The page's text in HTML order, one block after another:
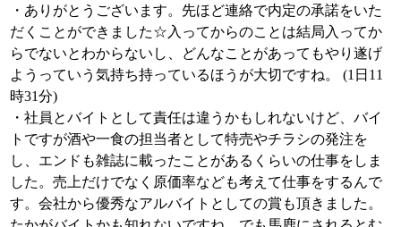
・ありがとうございます。先ほど連絡で内定の承諾をいた
だくことができました☆入ってからのことは結局入ってか
らでないとわからないし、どんなことがあってもやり遂げ
ようっていう気持ち持っているほうが大切ですね。 (1日11
時31分)
・社員とバイトとして責任は違うかもしれないけど、バイ
トですが酒や一食の担当者として特売やチラシの発注を
し、エンドも雑誌に載ったことがあるくらいの仕事をしま
した。売上だけでなく原価率なども考えて仕事をするんで
す。会社から優秀なアルバイトとしての賞も頂きました。